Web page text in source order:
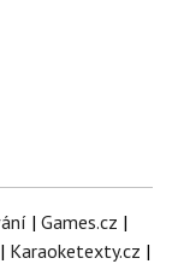
| Games.cz |
| Karaoketexty.cz |